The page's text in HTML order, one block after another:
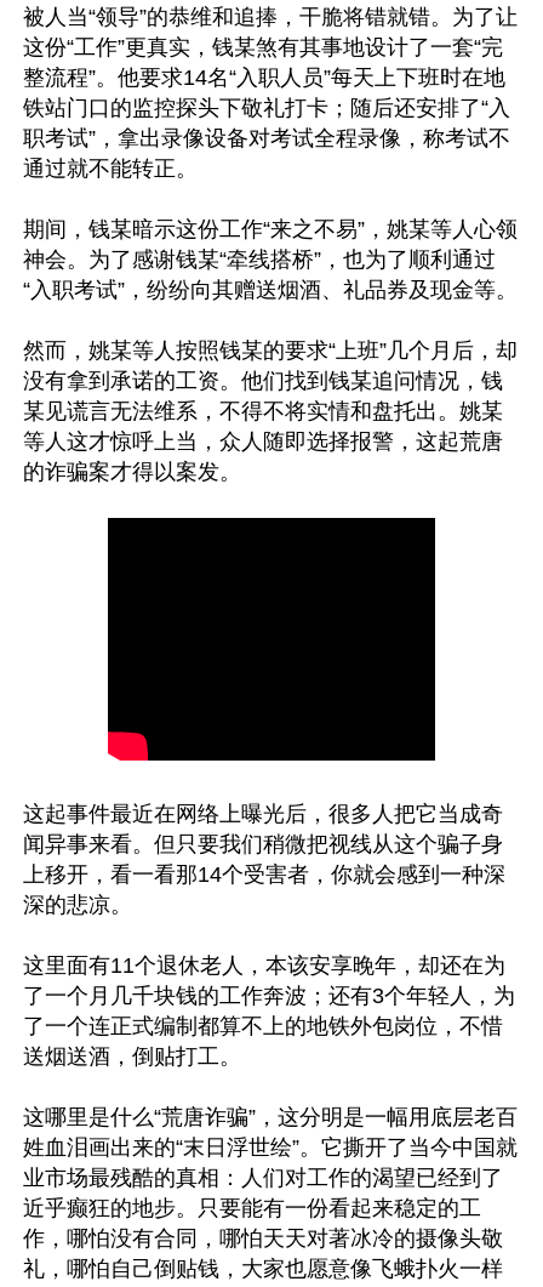
被人当“领导”的恭维和追捧，干脆将错就错。为了让
这份“工作”更真实，钱某煞有其事地设计了一套“完
整流程”。他要求14名“入职人员”每天上下班时在地
铁站门口的监控探头下敬礼打卡；随后还安排了“入
职考试”，拿出录像设备对考试全程录像，称考试不
通过就不能转正。
期间，钱某暗示这份工作“来之不易”，姚某等人心领
神会。为了感谢钱某“牵线搭桥”，也为了顺利通过
“入职考试”，纷纷向其赠送烟酒、礼品券及现金等。
然而，姚某等人按照钱某的要求“上班”几个月后，却
没有拿到承诺的工资。他们找到钱某追问情况，钱
某见谎言无法维系，不得不将实情和盘托出。姚某
等人这才惊呼上当，众人随即选择报警，这起荒唐
这起事件最近在网络上曝光后，很多人把它当成奇
闻异事来看。但只要我们稍微把视线从这个骗子身
上移开，看一看那14个受害者，你就会感到一种深
深的悲凉。
这里面有11个退休老人，本该安享晚年，却还在为
了一个月几千块钱的工作奔波；还有3个年轻人，为
了一个连正式编制都算不上的地铁外包岗位，不惜
送烟送酒，倒贴打工。
这哪里是什么“荒唐诈骗”，这分明是一幅用底层老百
姓血泪画出来的“末日浮世绘”。它撕开了当今中国就
业市场最残酷的真相：人们对工作的渴望已经到了
近乎癫狂的地步。只要能有一份看起来稳定的工
作，哪怕没有合同，哪怕天天对著冰冷的摄像头敬
礼，哪怕自己倒贴钱，大家也愿意像飞蛾扑火一样